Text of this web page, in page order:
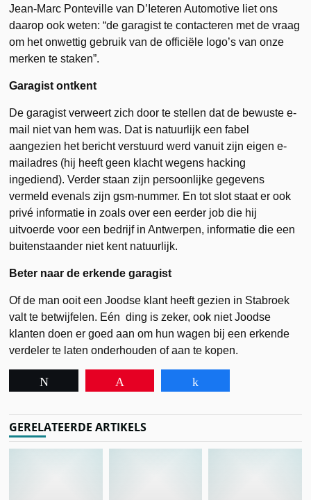
Jean-Marc Ponteville van D’Ieteren Automotive liet ons
daarop ook weten: “de garagist te contacteren met de vraag
om het onwettig gebruik van de officiële logo’s van onze
merken te staken”.
Garagist ontkent
De garagist verweert zich door te stellen dat de bewuste e-
mail niet van hem was. Dat is natuurlijk een fabel
aangezien het bericht verstuurd werd vanuit zijn eigen e-
mailadres (hij heeft geen klacht wegens hacking
ingediend). Verder staan zijn persoonlijke gegevens
vermeld evenals zijn gsm-nummer. En tot slot staat er ook
privé informatie in zoals over een eerder job die hij
uitvoerde voor een bedrijf in Antwerpen, informatie die een
buitenstaander niet kent natuurlijk.
Beter naar de erkende garagist
Of de man ooit een Joodse klant heeft gezien in Stabroek
valt te betwijfelen. Eén ding is zeker, ook niet Joodse
klanten doen er goed aan om hun wagen bij een erkende
verdeler te laten onderhouden of aan te kopen.
GERELATEERDE ARTIKELS